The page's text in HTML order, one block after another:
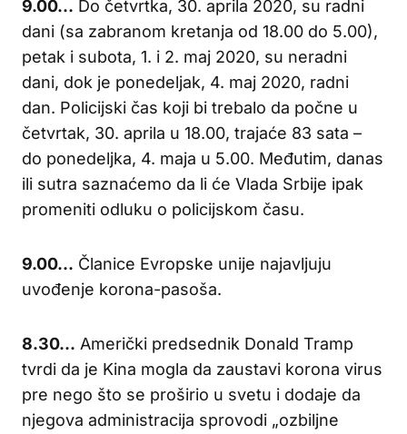
9.00… Do četvrtka, 30. aprila 2020, su radni
dani (sa zabranom kretanja od 18.00 do 5.00),
petak i subota, 1. i 2. maj 2020, su neradni
dani, dok je ponedeljak, 4. maj 2020, radni
dan. Policijski čas koji bi trebalo da počne u
četvrtak, 30. aprila u 18.00, trajaće 83 sata –
do ponedeljka, 4. maja u 5.00. Međutim, danas
ili sutra saznaćemo da li će Vlada Srbije ipak
promeniti odluku o policijskom času.
9.00… Članice Evropske unije najavljuju
uvođenje korona-pasoša.
8.30… Američki predsednik Donald Tramp
tvrdi da je Kina mogla da zaustavi korona virus
pre nego što se proširio u svetu i dodaje da
njegova administracija sprovodi „ozbiljne